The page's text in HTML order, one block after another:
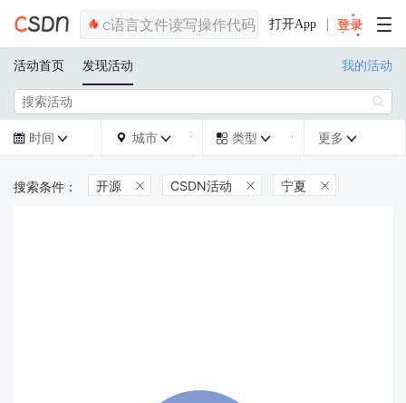
打开App
活动首页 发现活动 我的活动

 时间   城市   类型  更多 
开源  CSDN活动  宁夏 